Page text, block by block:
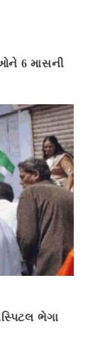
6 માસની
ભેગા